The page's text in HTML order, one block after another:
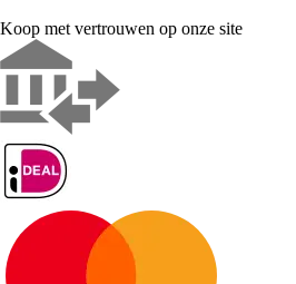
Koop met vertrouwen op onze site